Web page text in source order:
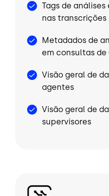
Tags de
nas transcrições
Metadados de
em consultas de
Visão geral de
agentes
Visão geral de
supervisores
Imagem